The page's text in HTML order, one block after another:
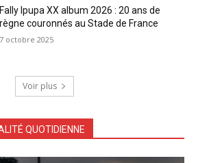
Fally Ipupa XX album 2026 : 20 ans de
règne couronnés au Stade de France
7 octobre 2025
Voir plus
QUOTIDIENNE